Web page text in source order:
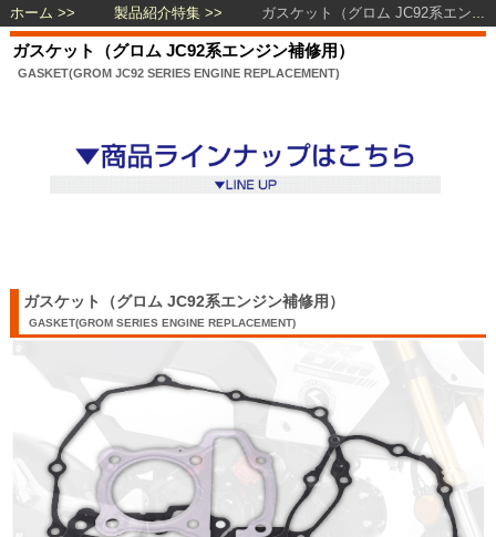
ホーム 製品紹介特集 ガスケット（グロム JC92系エンジン補修用）
ガスケット（グロム JC92系エンジン補修用）
GASKET(GROM JC92 SERIES ENGINE REPLACEMENT)
ガスケット（グロム JC92系エンジン補修用）
GASKET(GROM SERIES ENGINE REPLACEMENT)